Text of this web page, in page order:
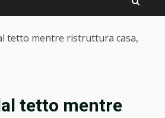
tetto mentre ristruttura casa,
tetto mentre